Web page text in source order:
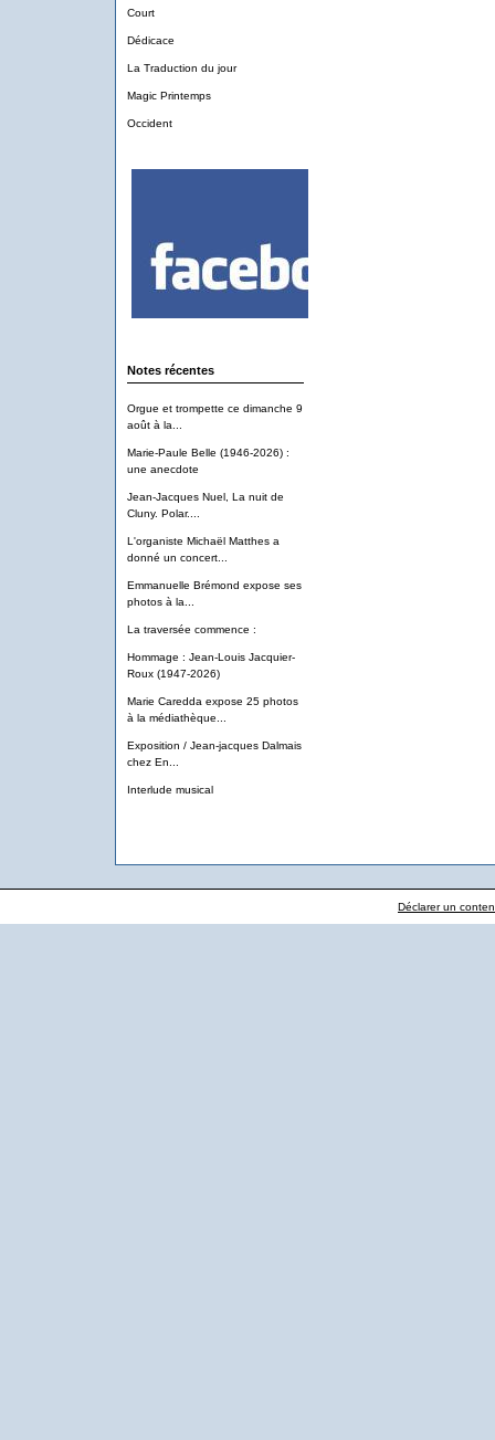
Court
Dédicace
La Traduction du jour
Magic Printemps
Occident
Notes récentes
Orgue et trompette ce dimanche 9
août à la...
Marie-Paule Belle (1946-2026) :
une anecdote
Jean-Jacques Nuel, La nuit de
Cluny. Polar....
L'organiste Michaël Matthes a
donné un concert...
Emmanuelle Brémond expose ses
photos à la...
La traversée commence :
Hommage : Jean-Louis Jacquier-
Roux (1947-2026)
Marie Caredda expose 25 photos
à la médiathèque...
Exposition / Jean-jacques Dalmais
chez En...
Interlude musical
Déclarer un